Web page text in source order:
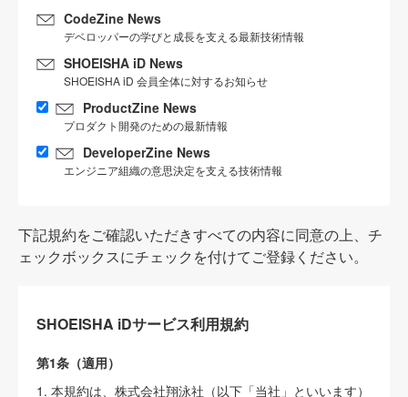
CodeZine News
デベロッパーの学びと成長を支える最新技術情報
SHOEISHA iD News
SHOEISHA iD 会員全体に対するお知らせ
ProductZine News
プロダクト開発のための最新情報
DeveloperZine News
エンジニア組織の意思決定を支える技術情報
下記規約をご確認いただきすべての内容に同意の上、チ
ェックボックスにチェックを付けてご登録ください。
SHOEISHA iDサービス利用規約
第1条（適用）
1. 本規約は、株式会社翔泳社（以下「当社」といいます）